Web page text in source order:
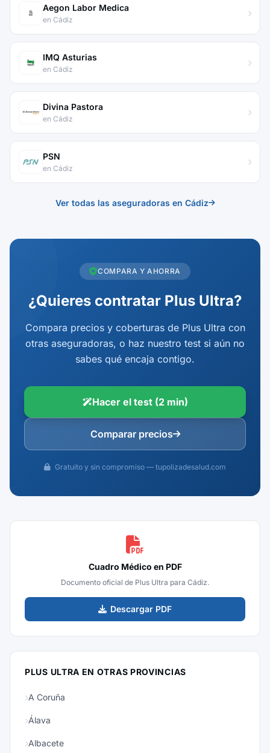
Aegon Labor Medica
en Cádiz
IMQ Asturias
en Cádiz
Divina Pastora
en Cádiz
PSN
en Cádiz
Ver todas las aseguradoras en Cádiz
COMPARA Y AHORRA
¿Quieres contratar Plus Ultra?
Compara precios y coberturas de Plus Ultra con
otras aseguradoras, o haz nuestro test si aún no
sabes qué encaja contigo.
Hacer el test (2 min)
Comparar precios
Gratuito y sin compromiso — tupolizadesalud.com
Cuadro Médico en PDF
Documento oficial de Plus Ultra para Cádiz.
Descargar PDF
PLUS ULTRA EN OTRAS PROVINCIAS
A Coruña
Álava
Albacete